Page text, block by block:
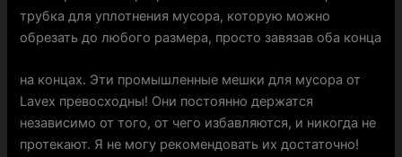
трубка для уплотнения мусора, которую можно
обрезать до любого размера, просто завязав оба конца
на концах. Эти промышленные мешки для мусора от
Lavex превосходны! Они постоянно держатся
независимо от того, от чего избавляются, и никогда не
протекают. Я не могу рекомендовать их достаточно!